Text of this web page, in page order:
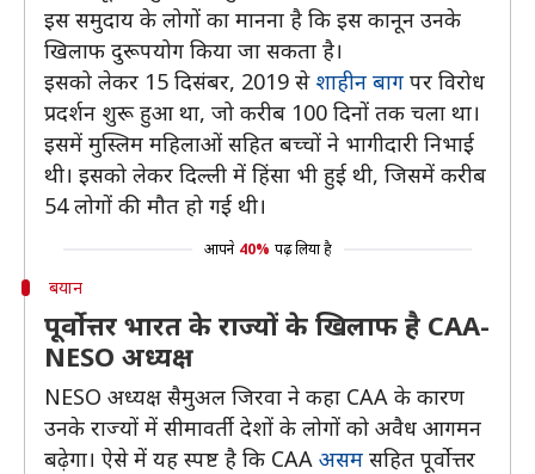
इस समुदाय के लोगों का मानना है कि इस कानून उनके
खिलाफ दुरूपयोग किया जा सकता है।
इसको लेकर 15 दिसंबर, 2019 से शाहीन बाग पर विरोध
प्रदर्शन शुरू हुआ था, जो करीब 100 दिनों तक चला था।
इसमें मुस्लिम महिलाओं सहित बच्चों ने भागीदारी निभाई
थी। इसको लेकर दिल्ली में हिंसा भी हुई थी, जिसमें करीब
54 लोगों की मौत हो गई थी।
आपने 40% पढ़ लिया है
बयान
पूर्वोत्तर भारत के राज्यों के खिलाफ है CAA-
NESO अध्यक्ष
NESO अध्यक्ष सैमुअल जिरवा ने कहा CAA के कारण
उनके राज्यों में सीमावर्ती देशों के लोगों को अवैध आगमन
बढ़ेगा। ऐसे में यह स्पष्ट है कि CAA असम सहित पूर्वोत्तर